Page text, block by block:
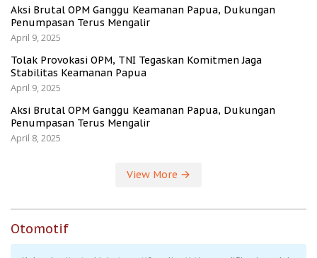
Aksi Brutal OPM Ganggu Keamanan Papua, Dukungan
Penumpasan Terus Mengalir
April 9, 2025
Tolak Provokasi OPM, TNI Tegaskan Komitmen Jaga
Stabilitas Keamanan Papua
April 9, 2025
Aksi Brutal OPM Ganggu Keamanan Papua, Dukungan
Penumpasan Terus Mengalir
April 8, 2025
View More
Otomotif